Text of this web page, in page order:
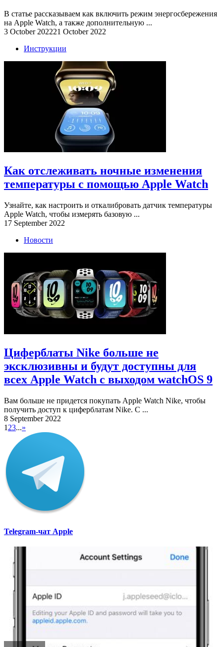
В статье рассказываем как включить режим энергосбережения
на Apple Watch, а также дополнительную ...
3 October 202221 October 2022
Инструкции
Как отслеживать ночные изменения
температуры с помощью Apple Watch
Узнайте, как настроить и откалибровать датчик температуры
Apple Watch, чтобы измерять базовую ...
17 September 2022
Новости
Циферблаты Nike больше не
эксклюзивны и будут доступны для
всех Apple Watch с выходом watchOS 9
Вам больше не придется покупать Apple Watch Nike, чтобы
получить доступ к циферблатам Nike. С ...
8 September 2022
1 23...»
Telegram-чат Apple